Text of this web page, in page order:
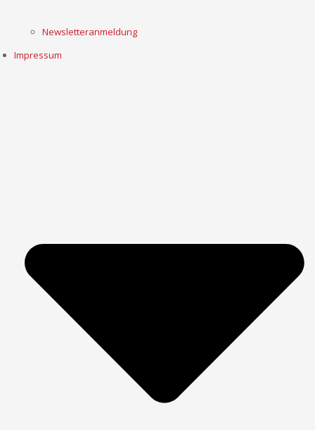
Newsletteranmeldung
Impressum